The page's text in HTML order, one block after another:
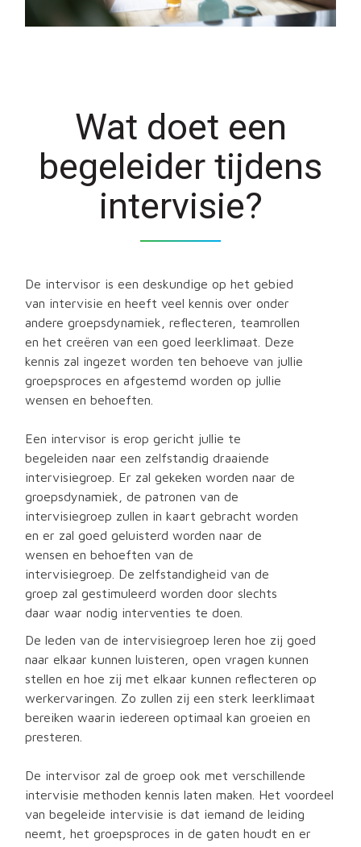
Wat doet een
begeleider tijdens
intervisie?
De intervisor is een deskundige op het gebied
van intervisie en heeft veel kennis over onder
andere groepsdynamiek, reflecteren, teamrollen
en het creëren van een goed leerklimaat. Deze
kennis zal ingezet worden ten behoeve van jullie
groepsproces en afgestemd worden op jullie
wensen en behoeften.
Een intervisor is erop gericht jullie te
begeleiden naar een zelfstandig draaiende
intervisiegroep. Er zal gekeken worden naar de
groepsdynamiek, de patronen van de
intervisiegroep zullen in kaart gebracht worden
en er zal goed geluisterd worden naar de
wensen en behoeften van de
intervisiegroep. De zelfstandigheid van de
groep zal gestimuleerd worden door slechts
daar waar nodig interventies te doen.
De leden van de intervisiegroep leren hoe zij goed
naar elkaar kunnen luisteren, open vragen kunnen
stellen en hoe zij met elkaar kunnen reflecteren op
werkervaringen. Zo zullen zij een sterk leerklimaat
bereiken waarin iedereen optimaal kan groeien en
presteren.
De intervisor zal de groep ook met verschillende
intervisie methoden kennis laten maken. Het voordeel
van begeleide intervisie is dat iemand de leiding
neemt, het groepsproces in de gaten houdt en er